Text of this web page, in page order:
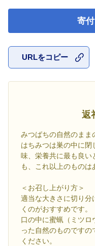
寄
URLをコピー
返
みつばちの自然のまま
はちみつは巣の中に閉
味、栄養共に最も良い
も、これ以上のものは
＜お召し上がり方＞
適当な大きさに切り分
くのがおすすめです。
口の中に蜜蝋（ミツ
った自然のものですの
ください。